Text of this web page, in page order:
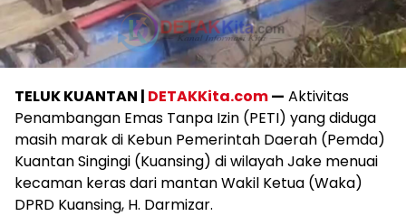
TELUK KUANTAN | DETAKKita.com— Aktivitas
Penambangan Emas Tanpa Izin (PETI) yang diduga
masih marak di Kebun Pemerintah Daerah (Pemda)
Kuantan Singingi (Kuansing) di wilayah Jake menuai
kecaman keras dari mantan Wakil Ketua (Waka)
DPRD Kuansing, H. Darmizar.